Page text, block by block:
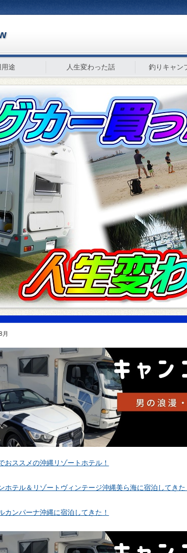
途 人生変わった話 釣りキャン
月
おススメの沖縄リゾートホテル！
ホテル＆リゾートヴィンテージ沖縄美ら海に宿泊してきた
カンパーナ沖縄に宿泊してきた！